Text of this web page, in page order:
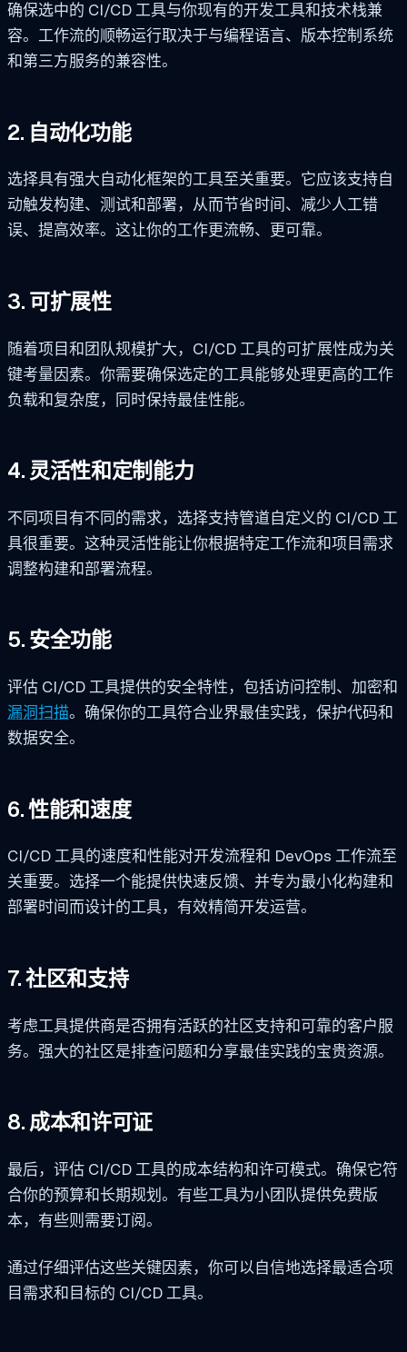
确保选中的 CI/CD 工具与你现有的开发工具和技术栈兼
容。工作流的顺畅运行取决于与编程语言、版本控制系统
和第三方服务的兼容性。
2. 自动化功能
选择具有强大自动化框架的工具至关重要。它应该支持自
动触发构建、测试和部署，从而节省时间、减少人工错
误、提高效率。这让你的工作更流畅、更可靠。
3. 可扩展性
随着项目和团队规模扩大，CI/CD 工具的可扩展性成为关
键考量因素。你需要确保选定的工具能够处理更高的工作
负载和复杂度，同时保持最佳性能。
4. 灵活性和定制能力
不同项目有不同的需求，选择支持管道自定义的 CI/CD 工
具很重要。这种灵活性能让你根据特定工作流和项目需求
调整构建和部署流程。
5. 安全功能
评估 CI/CD 工具提供的安全特性，包括访问控制、加密和
漏洞扫描。确保你的工具符合业界最佳实践，保护代码和
数据安全。
6. 性能和速度
CI/CD 工具的速度和性能对开发流程和 DevOps 工作流至
关重要。选择一个能提供快速反馈、并专为最小化构建和
部署时间而设计的工具，有效精简开发运营。
7. 社区和支持
考虑工具提供商是否拥有活跃的社区支持和可靠的客户服
务。强大的社区是排查问题和分享最佳实践的宝贵资源。
8. 成本和许可证
最后，评估 CI/CD 工具的成本结构和许可模式。确保它符
合你的预算和长期规划。有些工具为小团队提供免费版
本，有些则需要订阅。
通过仔细评估这些关键因素，你可以自信地选择最适合项
目需求和目标的 CI/CD 工具。